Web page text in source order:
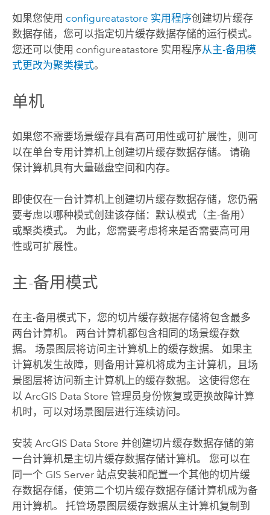
如果您使用 configureatastore 实用程序创建切片缓存
数据存储，您可以指定切片缓存数据存储的运行模式。
您还可以使用 configureatastore 实用程序从主-备用模
式更改为聚类模式。
单机
如果您不需要场景缓存具有高可用性或可扩展性，则可
以在单台专用计算机上创建切片缓存数据存储。 请确
保计算机具有大量磁盘空间和内存。
即使仅在一台计算机上创建切片缓存数据存储，您仍需
要考虑以哪种模式创建该存储：默认模式（主-备用）
或聚类模式。 为此，您需要考虑将来是否需要高可用
性或可扩展性。
主-备用模式
在主-备用模式下，您的切片缓存数据存储将包含最多
两台计算机。 两台计算机都包含相同的场景缓存数
据。 场景图层将访问主计算机上的缓存数据。 如果主
计算机发生故障，则备用计算机将成为主计算机，且场
景图层将访问新主计算机上的缓存数据。 这使得您在
以 ArcGIS Data Store 管理员身份恢复或更换故障计算
机时，可以对场景图层进行连续访问。
安装 ArcGIS Data Store 并创建切片缓存数据存储的第
一台计算机是主切片缓存数据存储计算机。 您可以在
同一个 GIS Server站点安装和配置一个其他的切片缓
存数据存储，使第二个切片缓存数据存储计算机成为备
用计算机。 托管场景图层缓存数据从主计算机复制到